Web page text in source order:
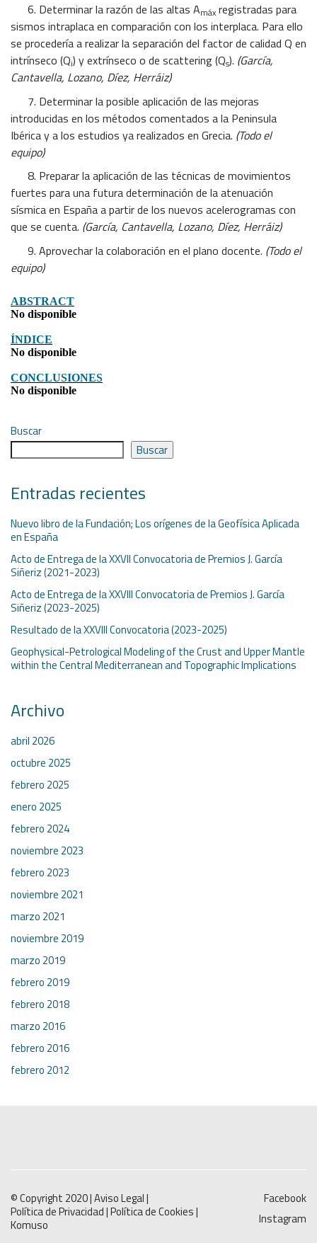
6. Determinar la razón de las altas Amáx registradas para
sismos intraplaca en comparación con los interplaca. Para ello
se procedería a realizar la separación del factor de calidad Q en
intrínseco (Qi) y extrínseco o de scattering (Qs). (García,
Cantavella, Lozano, Díez, Herráiz)
7. Determinar la posible aplicación de las mejoras
introducidas en los métodos comentados a la Peninsula
Ibérica y a los estudios ya realizados en Grecia. (Todo el
equipo)
8. Preparar la aplicación de las técnicas de movimientos
fuertes para una futura determinación de la atenuación
sísmica en España a partir de los nuevos acelerogramas con
que se cuenta. (García, Cantavella, Lozano, Díez, Herráiz)
9. Aprovechar la colaboración en el plano docente. (Todo el
equipo)
ABSTRACT
No disponible
ÍNDICE
No disponible
CONCLUSIONES
No disponible
Buscar
Buscar
Entradas recientes
Nuevo libro de la Fundación; Los orígenes de la Geofísica Aplicada
en España
Acto de Entrega de la XXVII Convocatoria de Premios J. García
Siñeriz (2021-2023)
Acto de Entrega de la XXVIII Convocatoria de Premios J. García
Siñeriz (2023-2025)
Resultado de la XXVIII Convocatoria (2023-2025)
Geophysical-Petrological Modeling of the Crust and Upper Mantle
within the Central Mediterranean and Topographic Implications
Archivo
abril 2026
octubre 2025
febrero 2025
enero 2025
febrero 2024
noviembre 2023
febrero 2023
noviembre 2021
marzo 2021
noviembre 2019
marzo 2019
febrero 2019
febrero 2018
marzo 2016
febrero 2016
febrero 2012
Facebook
Instagram
© Copyright 2020 |Aviso Legal|
Política de Privacidad|Política de Cookies|
Komuso